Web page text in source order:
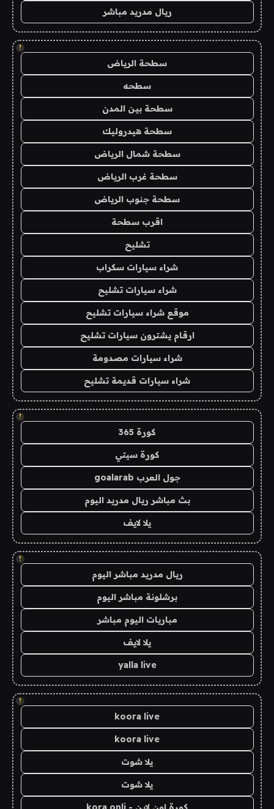
ريال مدريد مباشر
!
سطحة الرياض
سطحه
سطحة بين المدن
سطحة هيدروليك
سطحة شمال الرياض
سطحة غرب الرياض
سطحة جنوب الرياض
اقرب سطحة
تشليح
شراء سيارات سكراب
شراء سيارات تشليح
موقع شراء سيارات تشليح
ارقام يشترون سيارات تشليح
شراء سيارات مصدومة
شراء سيارات قديمة تشليح
!
كورة 365
كورة سيتي
جول العرب goalarab
بث مباشر ريال مدريد اليوم
يلا لايف
!
ريال مدريد مباشر اليوم
برشلونة مباشر اليوم
مباريات اليوم مباشر
يلا لايف
yalla live
!
koora live
koora live
يلا شوت
يلا شوت